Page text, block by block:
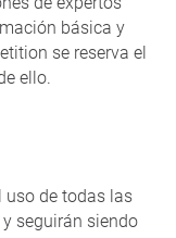
básica y
se reserva el
ello.
uso de todas las
seguirán siendo